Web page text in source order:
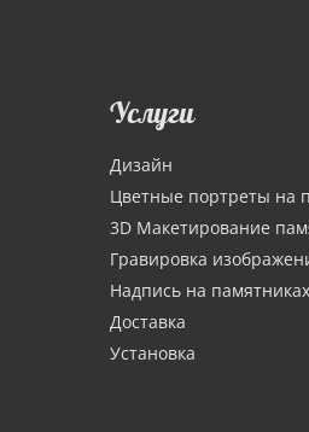
Услуги
Дизайн
Цветные портреты на
3D Макетирование
Гравировка
Надпись на памятниках
Доставка
Установка